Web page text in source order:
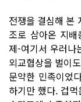
전쟁을 결심해 본
조로 삼아온 지
제-여기서 우러나
외교협상을 벌이
문약한 민족이었
하기만 했다. 겁